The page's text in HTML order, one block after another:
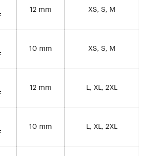
12 mm XS, S, M
10 mm XS, S, M
12 mm L, XL, 2XL
10 mm L, XL, 2XL